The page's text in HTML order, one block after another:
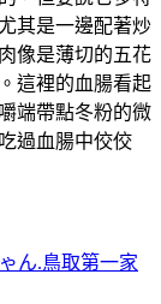
其是一邊配著炒
像是薄切的五花
這裡的血腸看起
端帶點冬粉的微
過血腸中佼佼
ん.鳥取第一家